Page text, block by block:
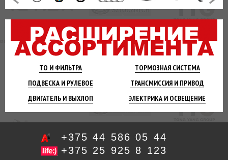
ТО И ФИЛЬТРА ТОРМОЗНАЯСИСТЕМА
ПОДВЕСКА И РУЛЕВОЕ ТРАНСМИССИЯ И ПРИВОД
ДВИГАТЕЛЬ И ВЫХЛОП ЭЛЕКТРИКА И ОСВЕЩЕНИЕ
+375 44 586 05 44
+375 25 925 8 123